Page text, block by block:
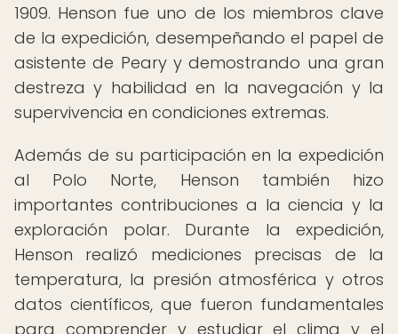
1909. Henson fue uno de los miembros clave
de la expedición, desempeñando el papel de
asistente de Peary y demostrando una gran
destreza y habilidad en la navegación y la
supervivencia en condiciones extremas.
Además de su participación en la expedición
al Polo Norte, Henson también hizo
importantes contribuciones a la ciencia y la
exploración polar. Durante la expedición,
Henson realizó mediciones precisas de la
temperatura, la presión atmosférica y otros
datos científicos, que fueron fundamentales
para comprender y estudiar el clima y el